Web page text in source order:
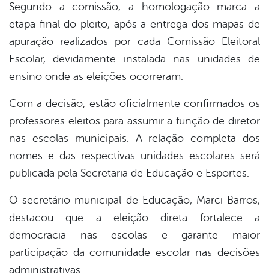
Segundo a comissão, a homologação marca a
etapa final do pleito, após a entrega dos mapas de
apuração realizados por cada Comissão Eleitoral
Escolar, devidamente instalada nas unidades de
ensino onde as eleições ocorreram.
Com a decisão, estão oficialmente confirmados os
professores eleitos para assumir a função de diretor
nas escolas municipais. A relação completa dos
nomes e das respectivas unidades escolares será
publicada pela Secretaria de Educação e Esportes.
O secretário municipal de Educação, Marci Barros,
destacou que a eleição direta fortalece a
democracia nas escolas e garante maior
participação da comunidade escolar nas decisões
administrativas.